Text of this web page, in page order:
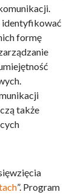
identyfikować
formę
także
”. Program